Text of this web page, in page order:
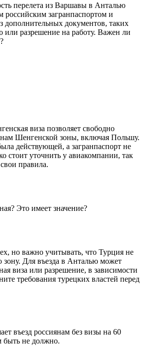
перелета из Варшавы в Анталью
российским загранпаспортом и
дополнительных документов, таких
или разрешение на работу. Важен ли
виза позволяет свободно
Шенгенской зоны, включая Польшу.
действующей, а загранпаспорт не
стоит уточнить у авиакомпании, так
правила.
Это имеет значение?
но важно учитывать, что Турция не
Для въезда в Анталью может
виза или разрешение, в зависимости
требования турецких властей перед
въезд россиянам без визы на 60
быть не должно.